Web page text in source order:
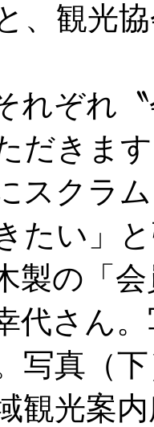
、観光
れぞれ
だきま
スクラ
たい」
製の「
代さん
写真（
観光案